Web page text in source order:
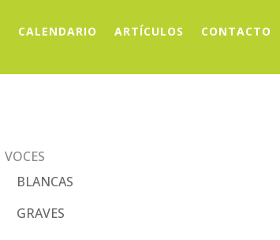
CALENDARIO ARTÍCULOS
CONTACTO
VOCES
BLANCAS
GRAVES